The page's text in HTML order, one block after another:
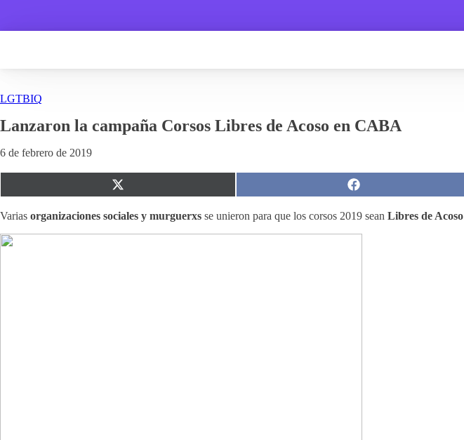
LGTBIQ
Lanzaron la campaña Corsos Libres de Acoso en CABA
6 de febrero de 2019
Compartir
en
X
(Twitter)
Compartir
en
Facebook
Varias organizaciones sociales y murguerxs se unieron para que los corsos 2019 sean Libres de Acoso